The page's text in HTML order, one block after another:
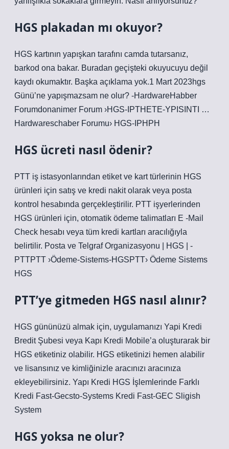
HGS plakadan mı okuyor?
HGS kartının yapışkan tarafını camda tutarsanız,
barkod ona bakar. Buradan geçişteki okuyucuyu değil
kaydı okumaktır. Başka açıklama yok.1 Mart 2023hgs
Günü’ne yapışmazsam ne olur? -HardwareHabber
Forumdonanimer Forum ›HGS-IPTHETE-YPISINTI …
Hardwareschaber Forumu› HGS-IPHPH
HGS ücreti nasıl ödenir?
PTT iş istasyonlarından etiket ve kart türlerinin HGS
ürünleri için satış ve kredi nakit olarak veya posta
kontrol hesabında gerçekleştirilir. PTT işyerlerinden
HGS ürünleri için, otomatik ödeme talimatları E -Mail
Check hesabı veya tüm kredi kartları aracılığıyla
belirtilir. Posta ve Telgraf Organizasyonu | HGS | -
PTTPTT ›Ödeme-Sistems-HGSPTT› Ödeme Sistems
HGS
PTT’ye gitmeden HGS nasıl alınır?
HGS gününüzü almak için, uygulamanızı Yapi Kredi
Bredit Şubesi veya Kapı Kredi Mobile’a oluşturarak bir
HGS etiketiniz olabilir. HGS etiketinizi hemen alabilir
ve lisansınız ve kimliğinizle aracınızı aracınıza
ekleyebilirsiniz. Yapı Kredi HGS İşlemlerinde Farklı
Kredi Fast-Gecsto-Systems Kredi Fast-GEC Sligish
System
HGS yoksa ne olur?